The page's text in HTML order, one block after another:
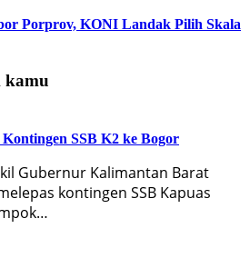
Porprov, KONI Landak Pilih Skala
kamu
SSB K2 ke Bogor
Gubernur Kalimantan Barat
kontingen SSB Kapuas